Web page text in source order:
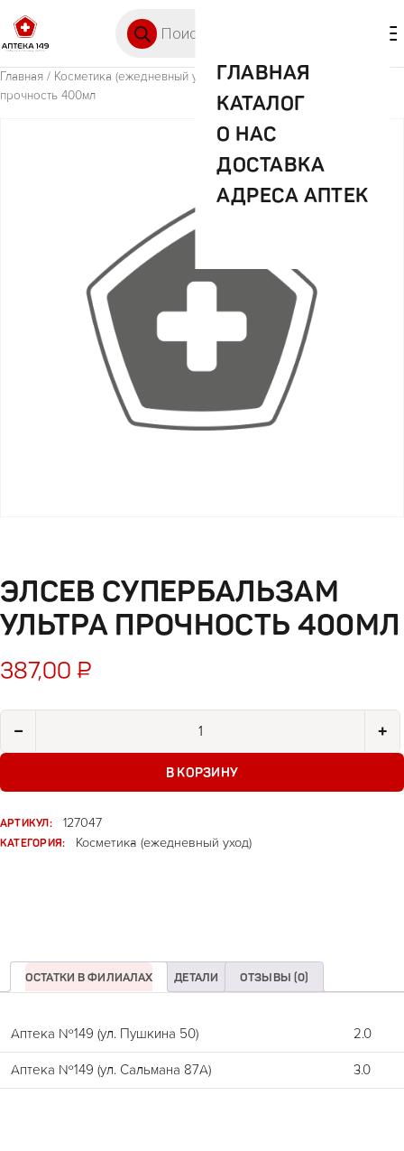
ГЛАВНАЯ
КАТАЛОГ
О НАС
ДОСТАВКА
АДРЕСА АПТЕК
Главная / Косметика (ежедневный уход) / Элсев супербальзам ультра
прочность 400мл
ЭЛСЕВ СУПЕРБАЛЬЗАМ
УЛЬТРА ПРОЧНОСТЬ 400МЛ
387,00 ₽
− +
В КОРЗИНУ
АРТИКУЛ:
127047
КАТЕГОРИЯ:
Косметика (ежедневный уход)
ОСТАТКИ В ФИЛИАЛАХ ДЕТАЛИ ОТЗЫВЫ (0)
Аптека №149 (ул. Пушкина 50) 2.0
Аптека №149 (ул. Сальмана 87А) 3.0